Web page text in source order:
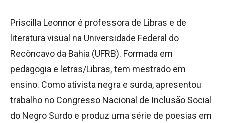
Priscilla Leonnor é professora de Libras e de
literatura visual na Universidade Federal do
Recôncavo da Bahia (UFRB). Formada em
pedagogia e letras/Libras, tem mestrado em
ensino. Como ativista negra e surda, apresentou
trabalho no Congresso Nacional de Inclusão Social
do Negro Surdo e produz uma série de poesias em